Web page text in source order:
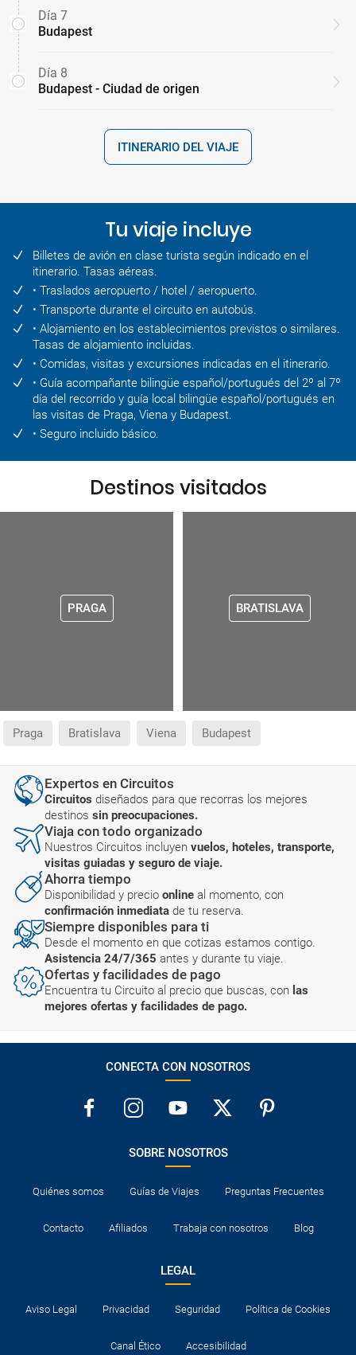
Día 7
Budapest
Día 8
Budapest - Ciudad de origen
ITINERARIO DEL VIAJE
Tu viaje incluye
Billetes de avión en clase turista según indicado en el
itinerario. Tasas aéreas.
• Traslados aeropuerto / hotel / aeropuerto.
• Transporte durante el circuito en autobús.
• Alojamiento en los establecimientos previstos o similares.
Tasas de alojamiento incluidas.
• Comidas, visitas y excursiones indicadas en el itinerario.
• Guía acompañante bilingüe español/portugués del 2º al 7º
día del recorrido y guía local bilingüe español/portugués en
las visitas de Praga, Viena y Budapest.
• Seguro incluido básico.
Destinos visitados
PRAGA BRATISLAVA
Praga Bratislava Viena Budapest
Expertos en Circuitos
Circuitos diseñados para que recorras los mejores
destinos sin preocupaciones.
Viaja con todo organizado
Nuestros Circuitos incluyen vuelos, hoteles, transporte,
visitas guiadas y seguro de viaje.
Ahorra tiempo
Disponibilidad y precio online al momento, con
confirmación inmediata de tu reserva.
Siempre disponibles para ti
Desde el momento en que cotizas estamos contigo.
Asistencia 24/7/365 antes y durante tu viaje.
Ofertas y facilidades de pago
Encuentra tu Circuito al precio que buscas, con las
mejores ofertas y facilidades de pago.
CONECTA CON NOSOTROS
SOBRE NOSOTROS
Quiénes somos Guías de Viajes Preguntas Frecuentes
Contacto Afiliados Trabaja con nosotros Blog
LEGAL
Aviso Legal Privacidad Seguridad Política de Cookies
Canal Ético Accesibilidad